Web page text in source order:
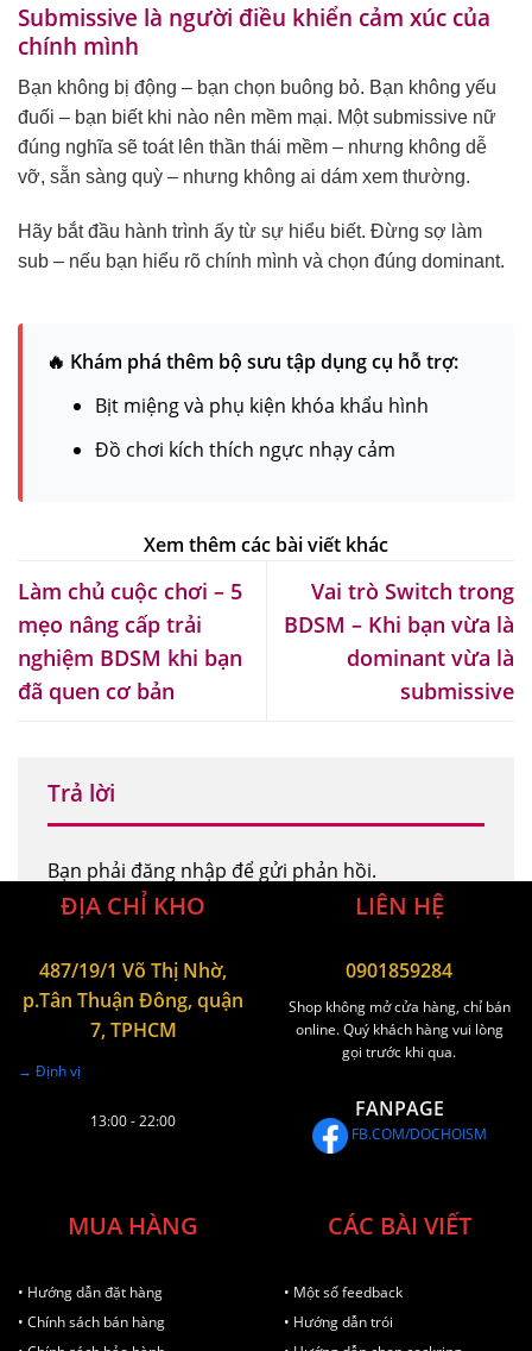
Submissive là người điều khiển cảm xúc của
chính mình
Bạn không bị động – bạn chọn buông bỏ. Bạn không yếu
đuối – bạn biết khi nào nên mềm mại. Một submissive nữ
đúng nghĩa sẽ toát lên thần thái mềm – nhưng không dễ
vỡ, sẵn sàng quỳ – nhưng không ai dám xem thường.
Hãy bắt đầu hành trình ấy từ sự hiểu biết. Đừng sợ làm
sub – nếu bạn hiểu rõ chính mình và chọn đúng dominant.
🔥 Khám phá thêm bộ sưu tập dụng cụ hỗ trợ:
Bịt miệng và phụ kiện khóa khẩu hình
Đồ chơi kích thích ngực nhạy cảm
Làm chủ cuộc chơi – 5
mẹo nâng cấp trải
nghiệm BDSM khi bạn
đã quen cơ bản
Vai trò Switch trong
BDSM – Khi bạn vừa là
dominant vừa là
submissive
Trả lời
Bạn phải đăng nhập để gửi phản hồi.
ĐỊA CHỈ KHO
487/19/1 Võ Thị Nhờ,
p.Tân Thuận Đông, quận
7, TPHCM
→ Định vị
13:00 - 22:00
LIÊN HỆ
0901859284
Shop không mở cửa hàng, chỉ bán
online. Quý khách hàng vui lòng
gọi trước khi qua.
FANPAGE
FB.COM/DOCHOISM
MUA HÀNG
• Hướng dẫn đặt hàng
• Chính sách bán hàng
CÁC BÀI VIẾT
• Một số feedback
• Hướng dẫn trói